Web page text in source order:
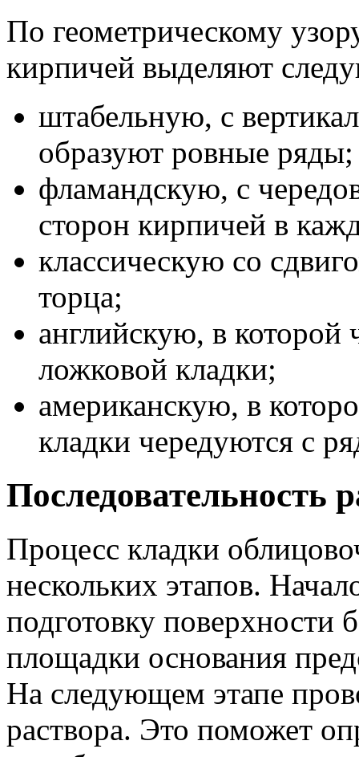
По геометрическому
кирпичей выделяют
штабельную, с
образуют ровные ряды;
фламандскую, с
сторон кирпичей в
классическую со
торца;
английскую, в которой
ложковой кладки;
американскую, в
кладки чередуются с
Последовательность
Процесс кладки
нескольких этапов.
подготовку поверхности
площадки основания
На следующем этапе
раствора. Это поможет